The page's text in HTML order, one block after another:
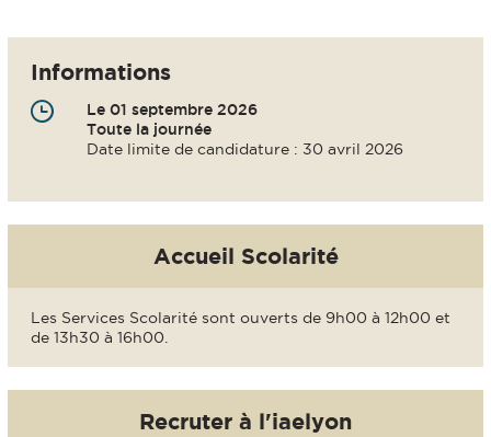
Informations
Le 01 septembre 2026
Toute la journée
Date limite de candidature : 30 avril 2026
Accueil Scolarité
Les Services Scolarité sont ouverts de 9h00 à 12h00 et
de 13h30 à 16h00.
Recruter à l'iaelyon